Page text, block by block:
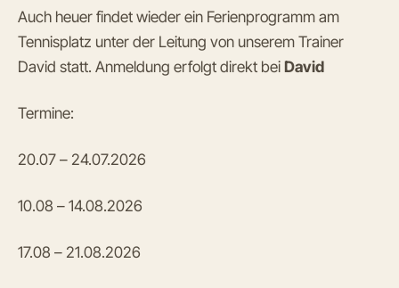
Auch heuer findet wieder ein Ferienprogramm am
Tennisplatz unter der Leitung von unserem Trainer
David statt. Anmeldung erfolgt direkt beiDavid
Termine:
20.07 – 24.07.2026
10.08 – 14.08.2026
17.08 – 21.08.2026